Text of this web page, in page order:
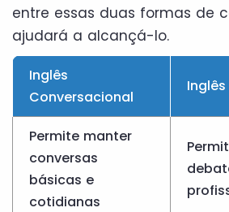
entre essas duas formas de
ajudará a alcançá-lo.
Inglês
Conversacional
Permite manter
conversas
básicas e
cotidianas